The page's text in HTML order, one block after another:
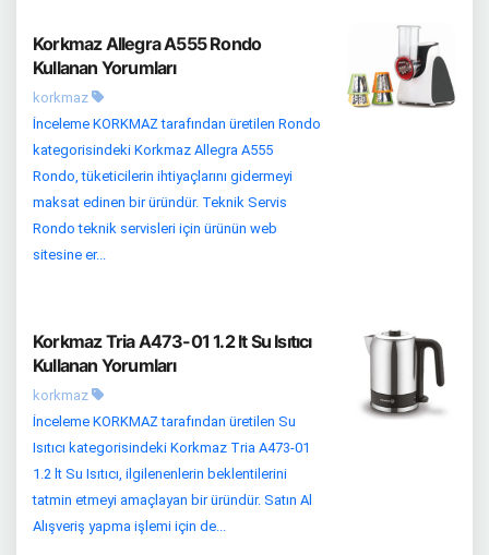
Korkmaz Allegra A555 Rondo
Kullanan Yorumları
korkmaz
İnceleme KORKMAZ tarafından üretilen Rondo
kategorisindeki Korkmaz Allegra A555
Rondo, tüketicilerin ihtiyaçlarını gidermeyi
maksat edinen bir üründür. Teknik Servis
Rondo teknik servisleri için ürünün web
sitesine er...
Korkmaz Tria A473-01 1.2 lt Su Isıtıcı
Kullanan Yorumları
korkmaz
İnceleme KORKMAZ tarafından üretilen Su
Isıtıcı kategorisindeki Korkmaz Tria A473-01
1.2 lt Su Isıtıcı, ilgilenenlerin beklentilerini
tatmin etmeyi amaçlayan bir üründür. Satın Al
Alışveriş yapma işlemi için de...